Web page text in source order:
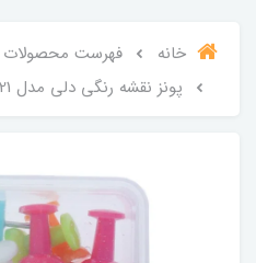
خانه
فهرست محصولات
پونز نقشه رنگی دلی مدل 0021 deli بسته 35 عددی